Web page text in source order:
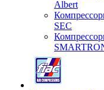
Albert
SEC